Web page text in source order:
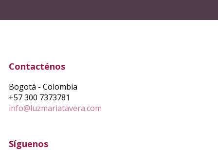
Contacténos
Bogotá - Colombia
+57 300 7373781
info@luzmariatavera.com
Síguenos